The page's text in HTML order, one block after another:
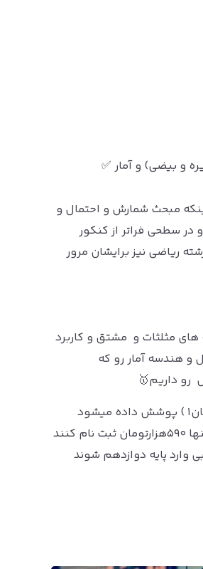
و بیضی) و آمار ✅
مبحث شمارش و احتمال و
سطحی فراتر از کنکور
ریاضی نیز برایشان مرور
های مثلثات و مشتق و کاربرد
و هندسه آمار رو که
داریم🥇
🔵 با توجه به اینکه تمام کتاب دهم و یازدهم( ریاضی۱ و ریاضی۲ و حسابان۱ ) پوشش داده میشود
بنابراین یازدهمی های رشته تجربی و ریاضی میتوانند در این همایش با تنها ۵۹۰هزارتومان ثبت نام کنند
وارد پایه دوازدهم شوند